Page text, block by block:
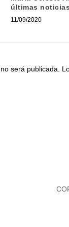
últimas noticias
11/09/2020
será publicada.